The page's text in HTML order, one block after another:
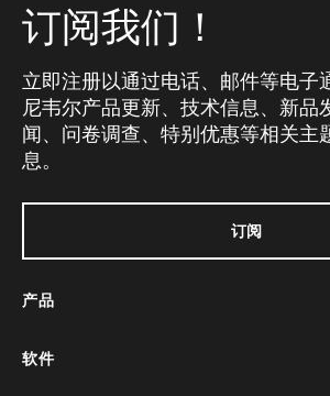
订阅我们！
立即注册以通过电话、邮件等电子
尼韦尔产品更新、技术信息、新品
闻、问卷调查、特别优惠等相关主
息。
订阅
产品
软件